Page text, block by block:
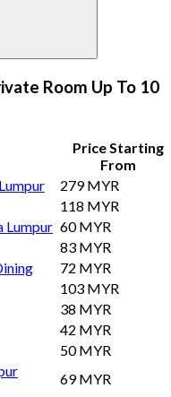
Room Up To 10
Price Starting
From
279 MYR
118 MYR
Lumpur 60 MYR
83 MYR
72 MYR
103 MYR
38 MYR
42 MYR
50 MYR
69 MYR